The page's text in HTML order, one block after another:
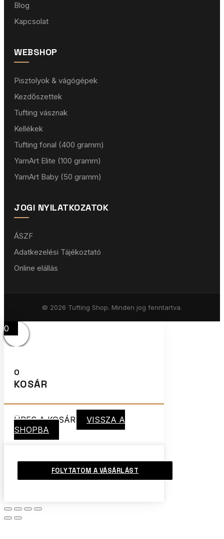
Blog
Kapcsolat
WEBSHOP
Pisztolyok & vágógépek
Kezdőszettek
Tufting vásznak
Kellékek
Tufting fonal (400 gramm)
YarnArt Elite (100 gramm)
YarnArt Baby (50 gramm)
JOGI NYILATKOZATOK
ÁSZF
Adatkezelési Tájékoztató
Online elállás
© 2026 Tufting Shop. Minden jog fenntartva.
0
0
KOSÁR
ÜRES A KOSÁR
VISSZA A
SHOPBA
FOLYTATOM A VÁSÁRLÁST